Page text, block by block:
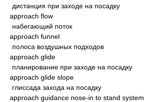
дистанция при заходе на посадку
approach flow
набегающий поток
approach funnel
полоса воздушных подходов
approach glide
планирование при заходе на посадку
approach glide slope
глиссада захода на посадку
approach guidance nose-in to stand system